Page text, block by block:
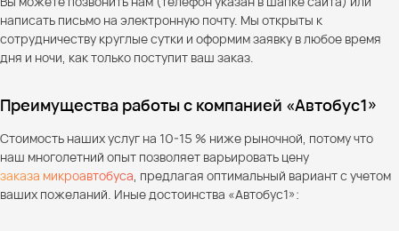
написать письмо на электронную почту. Мы открыты к
сотрудничеству круглые сутки и оформим заявку в любое время
дня и ночи, как только поступит ваш заказ.
Преимущества работы с компанией «Автобус1»
Стоимость наших услуг на 10-15 % ниже рыночной, потому что
наш многолетний опыт позволяет варьировать цену
заказа микроавтобуса , предлагая оптимальный вариант с учетом
ваших пожеланий. Иные достоинства «Автобус1»: